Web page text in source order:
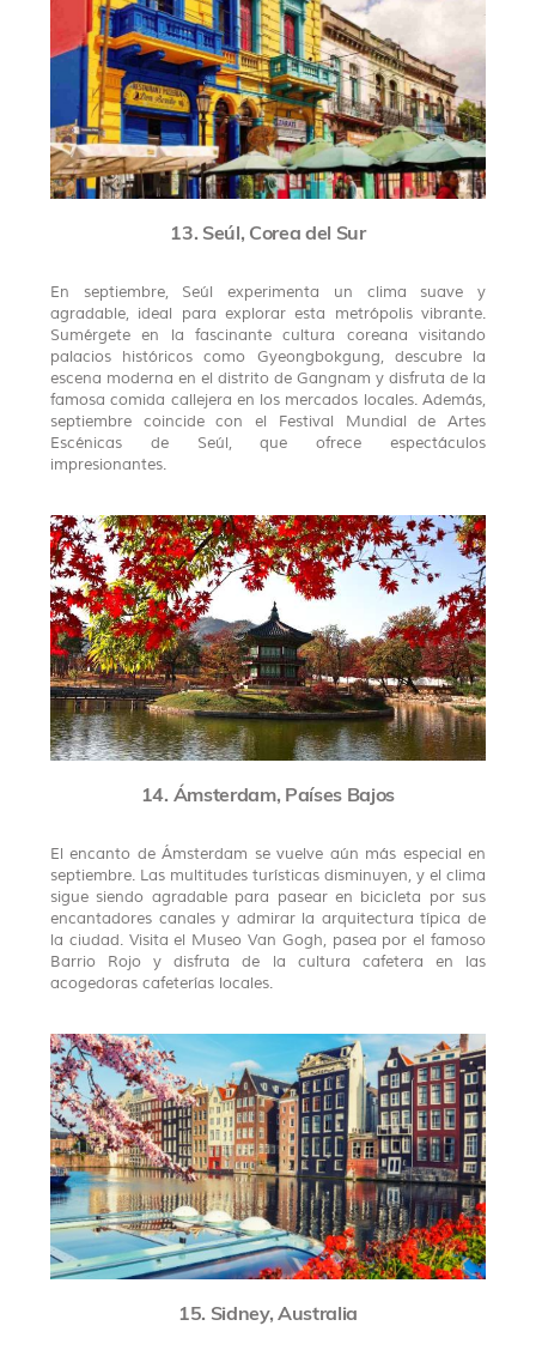
13. Seúl, Corea del Sur
En septiembre, Seúl experimenta un clima suave y
agradable, ideal para explorar esta metrópolis vibrante.
Sumérgete en la fascinante cultura coreana visitando
palacios históricos como Gyeongbokgung, descubre la
escena moderna en el distrito de Gangnam y disfruta de la
famosa comida callejera en los mercados locales. Además,
septiembre coincide con el Festival Mundial de Artes
Escénicas de Seúl, que ofrece espectáculos
impresionantes.
14. Ámsterdam, Países Bajos
El encanto de Ámsterdam se vuelve aún más especial en
septiembre. Las multitudes turísticas disminuyen, y el clima
sigue siendo agradable para pasear en bicicleta por sus
encantadores canales y admirar la arquitectura típica de
la ciudad. Visita el Museo Van Gogh, pasea por el famoso
Barrio Rojo y disfruta de la cultura cafetera en las
acogedoras cafeterías locales.
15. Sidney, Australia